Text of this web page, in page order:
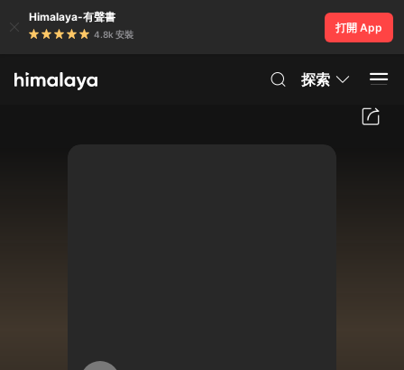
Himalaya-有聲書
4.8k 安裝
打開 App
探索